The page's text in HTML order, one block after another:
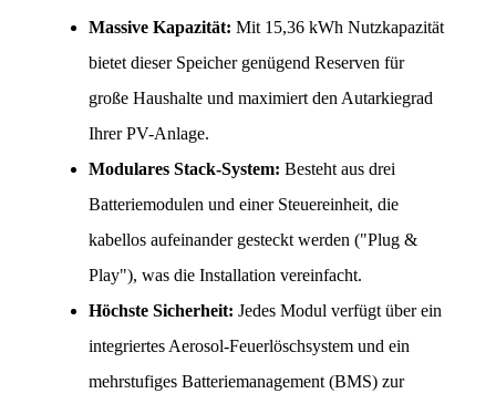
Massive Kapazität: Mit 15,36 kWh Nutzkapazität
bietet dieser Speicher genügend Reserven für
große Haushalte und maximiert den Autarkiegrad
Ihrer PV-Anlage.
Modulares Stack-System: Besteht aus drei
Batteriemodulen und einer Steuereinheit, die
kabellos aufeinander gesteckt werden ("Plug &
Play"), was die Installation vereinfacht.
Höchste Sicherheit: Jedes Modul verfügt über ein
integriertes Aerosol-Feuerlöschsystem und ein
mehrstufiges Batteriemanagement (BMS) zur